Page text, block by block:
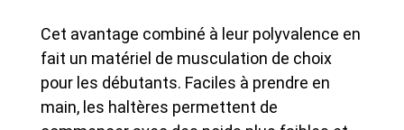
Cet avantage combiné à leur polyvalence en
fait un matériel de musculation de choix
pour les débutants. Faciles à prendre en
main, les haltères permettent de